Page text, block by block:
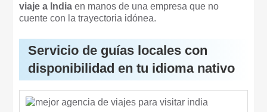
viaje a India en manos de una empresa que no
cuente con la trayectoria idónea.
Servicio de guías locales con
disponibilidad en tu idioma nativo